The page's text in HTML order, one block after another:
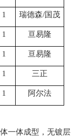
1 瑞德森/国茂
1 亘易隆
1 亘易隆
1 三正
1 阿尔法
一体成型，无镀层